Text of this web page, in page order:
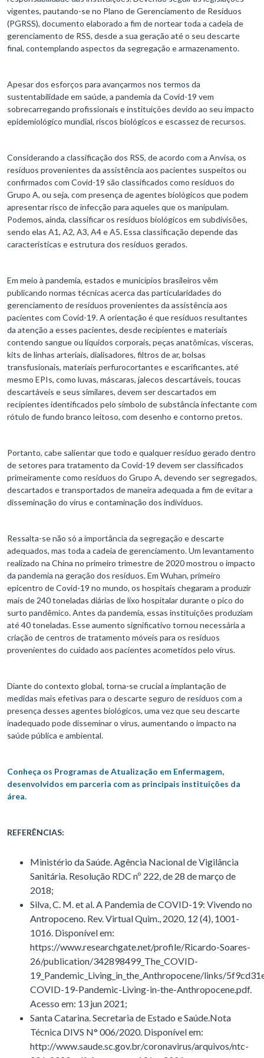
vigentes, pautando-se no Plano de Gerenciamento de Resíduos
(PGRSS), documento elaborado a fim de nortear toda a cadeia de
gerenciamento de RSS, desde a sua geração até o seu descarte
final, contemplando aspectos da segregação e armazenamento.
Apesar dos esforços para avançarmos nos termos da
sustentabilidade em saúde, a pandemia da Covid-19 vem
sobrecarregando profissionais e instituições devido ao seu impacto
epidemiológico mundial, riscos biológicos e escassez de recursos.
Considerando a classificação dos RSS, de acordo com a Anvisa, os
resíduos provenientes da assistência aos pacientes suspeitos ou
confirmados com Covid-19 são classificados como resíduos do
Grupo A, ou seja, com presença de agentes biológicos que podem
apresentar risco de infecção para aqueles que os manipulam.
Podemos, ainda, classificar os resíduos biológicos em subdivisões,
sendo elas A1, A2, A3, A4 e A5. Essa classificação depende das
características e estrutura dos resíduos gerados.
Em meio à pandemia, estados e municípios brasileiros vêm
publicando normas técnicas acerca das particularidades do
gerenciamento de resíduos provenientes da assistência aos
pacientes com Covid-19. A orientação é que resíduos resultantes
da atenção a esses pacientes, desde recipientes e materiais
contendo sangue ou líquidos corporais, peças anatômicas, vísceras,
kits de linhas arteriais, dialisadores, filtros de ar, bolsas
transfusionais, materiais perfurocortantes e escarificantes, até
mesmo EPIs, como luvas, máscaras, jalecos descartáveis, toucas
descartáveis e seus similares, devem ser descartados em
recipientes identificados pelo símbolo de substância infectante com
rótulo de fundo branco leitoso, com desenho e contorno pretos.
Portanto, cabe salientar que todo e qualquer resíduo gerado dentro
de setores para tratamento da Covid-19 devem ser classificados
primeiramente como resíduos do Grupo A, devendo ser segregados,
descartados e transportados de maneira adequada a fim de evitar a
disseminação do vírus e contaminação dos indivíduos.
Ressalta-se não só a importância da segregação e descarte
adequados, mas toda a cadeia de gerenciamento. Um levantamento
realizado na China no primeiro trimestre de 2020 mostrou o impacto
da pandemia na geração dos resíduos. Em Wuhan, primeiro
epicentro de Covid-19 no mundo, os hospitais chegaram a produzir
mais de 240 toneladas diárias de lixo hospitalar durante o pico do
surto pandêmico. Antes da pandemia, essas instituições produziam
até 40 toneladas. Esse aumento significativo tornou necessária a
criação de centros de tratamento móveis para os resíduos
provenientes do cuidado aos pacientes acometidos pelo vírus.
Diante do contexto global, torna-se crucial a implantação de
medidas mais efetivas para o descarte seguro de resíduos com a
presença desses agentes biológicos, uma vez que seu descarte
inadequado pode disseminar o vírus, aumentando o impacto na
saúde pública e ambiental.
Conheça os Programas de Atualização em Enfermagem,
desenvolvidos em parceria com as principais instituições da
área.
REFERÊNCIAS:
Ministério da Saúde. Agência Nacional de Vigilância
Sanitária. Resolução RDC nº 222, de 28 de março de
2018;
Silva, C. M. et al. A Pandemia de COVID-19: Vivendo no
Antropoceno. Rev. Virtual Quim., 2020, 12 (4), 1001-
1016. Disponível em:
https://www.researchgate.net/profile/Ricardo-Soares-
26/publication/342898499_The_COVID-
19_Pandemic_Living_in_the_Anthropocene/links/
COVID-19-Pandemic-Living-in-the-Anthropocene.pdf.
Acesso em: 13 jun 2021;
Santa Catarina. Secretaria de Estado e Saúde.Nota
Técnica DIVS N° 006/2020. Disponível em:
http://www.saude.sc.gov.br/coronavirus/arquivos/ntc-